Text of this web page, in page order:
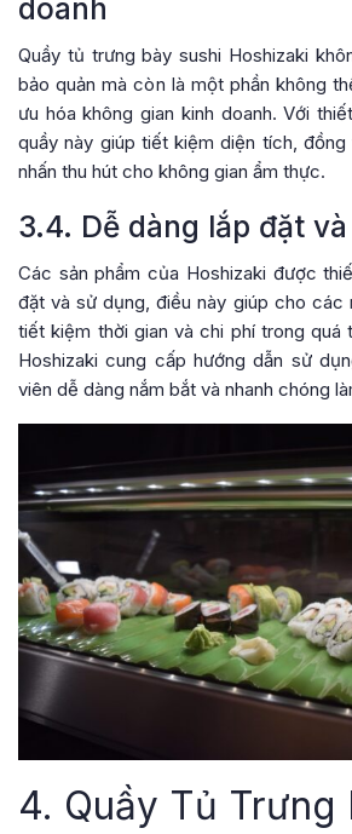
doanh
Quầy tủ trưng bày sushi Hoshizaki
bảo quản mà còn là một phần không
ưu hóa không gian kinh doanh. Với
quầy này giúp tiết kiệm diện tích,
nhấn thu hút cho không gian ẩm thực.
3.4. Dễ dàng lắp đặt
Các sản phẩm của Hoshizaki được
đặt và sử dụng, điều này giúp cho các
tiết kiệm thời gian và chi phí trong quá
Hoshizaki cung cấp hướng dẫn sử
viên dễ dàng nắm bắt và nhanh chóng
4. Quầy Tủ Trưng